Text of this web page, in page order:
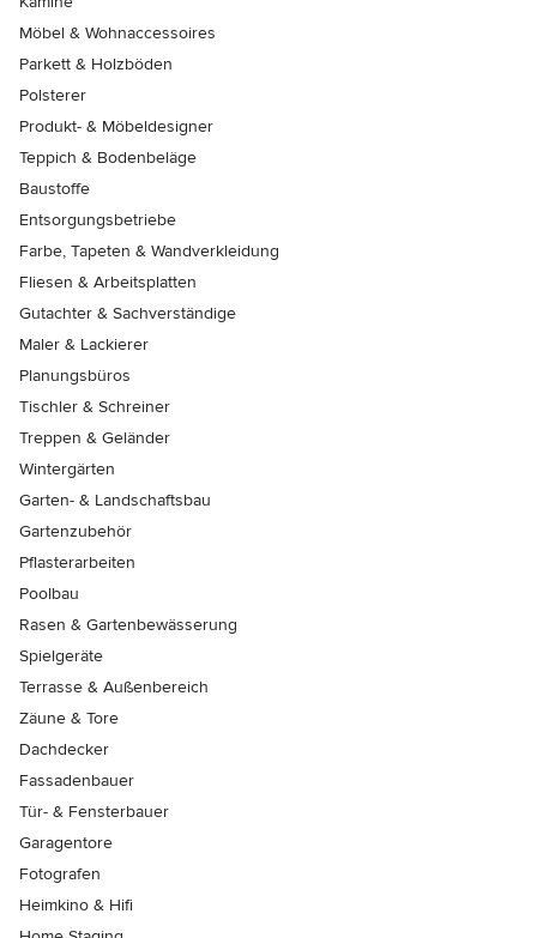
Möbel & Wohnaccessoires
Parkett & Holzböden
Polsterer
Produkt- & Möbeldesigner
Teppich & Bodenbeläge
Baustoffe
Entsorgungsbetriebe
Farbe, Tapeten & Wandverkleidung
Fliesen & Arbeitsplatten
Gutachter & Sachverständige
Maler & Lackierer
Planungsbüros
Tischler & Schreiner
Treppen & Geländer
Wintergärten
Garten- & Landschaftsbau
Gartenzubehör
Pflasterarbeiten
Poolbau
Rasen & Gartenbewässerung
Spielgeräte
Terrasse & Außenbereich
Zäune & Tore
Dachdecker
Fassadenbauer
Tür- & Fensterbauer
Garagentore
Fotografen
Heimkino & Hifi